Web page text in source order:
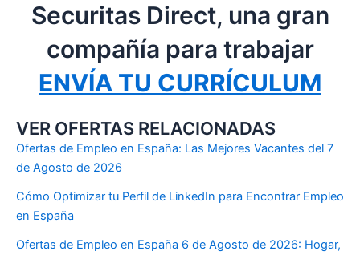
Securitas Direct, una gran
compañía para trabajar
ENVÍA TU CURRÍCULUM
VER OFERTAS RELACIONADAS
Ofertas de Empleo en España: Las Mejores Vacantes del 7
de Agosto de 2026
Cómo Optimizar tu Perfil de LinkedIn para Encontrar Empleo
en España
Ofertas de Empleo en España 6 de Agosto de 2026: Hogar,